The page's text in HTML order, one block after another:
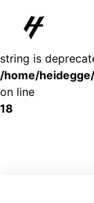
Deprecated
: substr():
string is
/home/
on line
18